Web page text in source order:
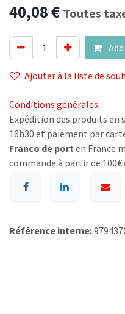
40,08€ Toutes
Ajouter à la liste de
Conditions générales
Expédition des produits en
16h30 et paiement par
Franco de port en France
commande à partir de
Référence interne: